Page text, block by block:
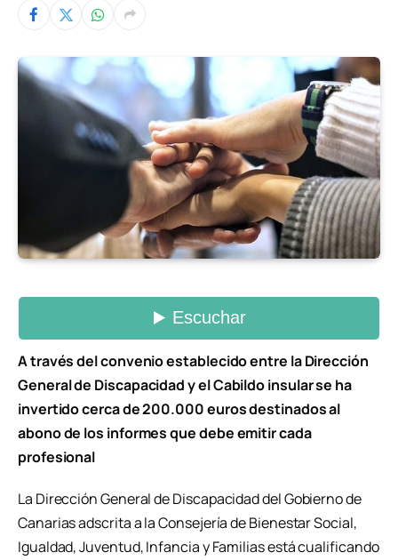
A través del convenio establecido entre la Dirección
General de Discapacidad y el Cabildo insular se ha
invertido cerca de 200.000 euros destinados al
abono de los informes que debe emitir cada
profesional
La Dirección General de Discapacidad del Gobierno de
Canarias adscrita a la Consejería de Bienestar Social,
Igualdad, Juventud, Infancia y Familias está cualificando